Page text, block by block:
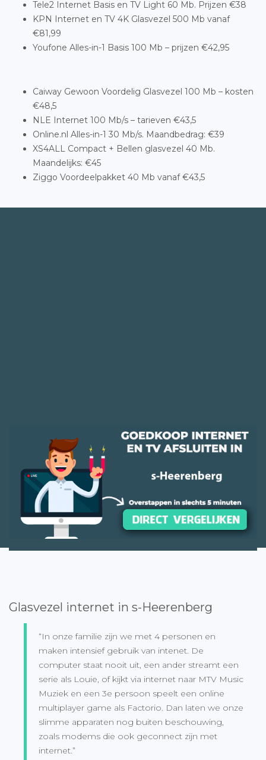
Tele2 Internet Basis en TV Light 60 Mb. Prijzen €38
KPN Internet en TV 4K Glasvezel 500 Mb vanaf
€81,99
Youfone Alles-in-1 Basis 100 Mb – prijzen €42,95
Caiway Gewoon Voordelig Glasvezel 100 Mb – kosten
€48,5
NLE Internet 100 Mb/s – tarieven €43,5
Online.nl Alles-in-1 30 Mb/s. Maandbedrag: €39
XS4ALL Compact + Bellen glasvezel 40 Mb.
Maandelijks: €45
Ziggo Voordeelpakket 40 Mb vanaf €43,5
Glasvezel internet in s-Heerenberg
“In onze familie zijn we met 4 personen en
maken intensief gebruik van intenet. De
computer staat nooit uit, een ander streamt een
serie als Louie, of kijkt via internet naar MTV Music
Muziek en een 3e persoon speelt een online
multiplayer game als Factorio. Dan laten we onze
slimme apparaten nog buiten beschouwing,
zoals modems die ook geconnect zijn met
internet.”